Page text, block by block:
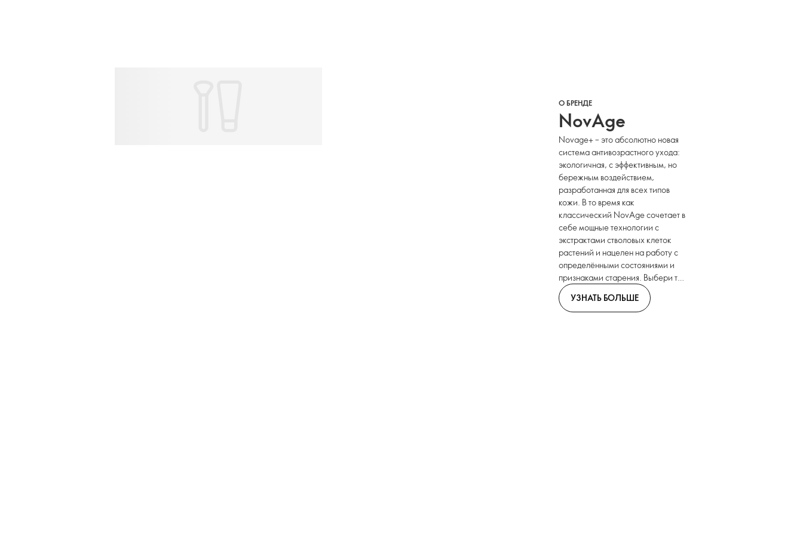
О БРЕНДЕ
NovAge
Novage+ – это абсолютно новая
система антивозрастного ухода:
экологичная, с эффективным, но
бережным воздействием,
разработанная для всех типов
кожи. В то время как
классический NovAge сочетает в
себе мощные технологии с
экстрактами стволовых клеток
растений и нацелен на работу с
определёнными состояниями и
признаками старения. Выбери то,
что подходит твоей коже, и будь
уверена в результате, ведь каждая
серия имеет клинически
УЗНАТЬ БОЛЬШЕ